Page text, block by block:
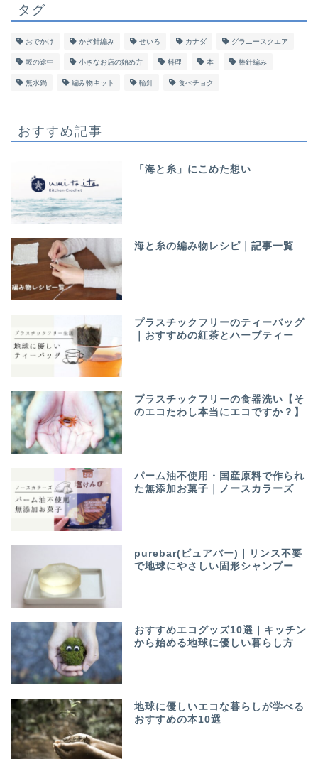
タグ
おでかけ かぎ針編み せいろ カナダ グラニースクエア
坂の途中 小さなお店の始め方 料理 本 棒針編み
無水鍋 編み物キット 輪針 食べチョク
おすすめ記事
「海と糸」にこめた想い
海と糸の編み物レシピ｜記事一覧
プラスチックフリーのティーバッグ
｜おすすめの紅茶とハーブティー
プラスチックフリーの食器洗い【そ
のエコたわし本当にエコですか？】
パーム油不使用・国産原料で作られ
た無添加お菓子｜ノースカラーズ
purebar(ピュアバー)｜リンス不要
で地球にやさしい固形シャンプー
おすすめエコグッズ10選｜キッチン
から始める地球に優しい暮らし方
地球に優しいエコな暮らしが学べる
おすすめの本10選